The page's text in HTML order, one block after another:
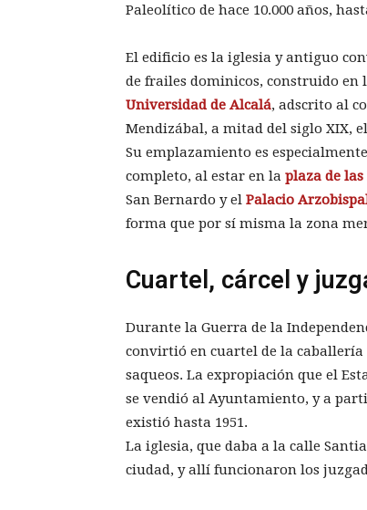
Paleolítico de hace 10.000 años,
El edificio es la iglesia y antiguo
de frailes dominicos, construido en
Universidad de Alcalá, adscrito al
Mendizábal, a mitad del siglo XIX,
Su emplazamiento es
completo, al estar en la plaza de
San Bernardo y el Palacio
forma que por sí misma la zona
Cuartel, cárcel y
Durante la Guerra de la
convirtió en cuartel de la
saqueos. La expropiación que el
se vendió al Ayuntamiento, y a
existió hasta 1951.
La iglesia, que daba a la calle
ciudad, y allí funcionaron los